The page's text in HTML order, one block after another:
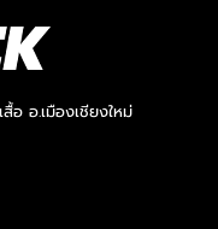
อ.เมืองเชียงใหม่